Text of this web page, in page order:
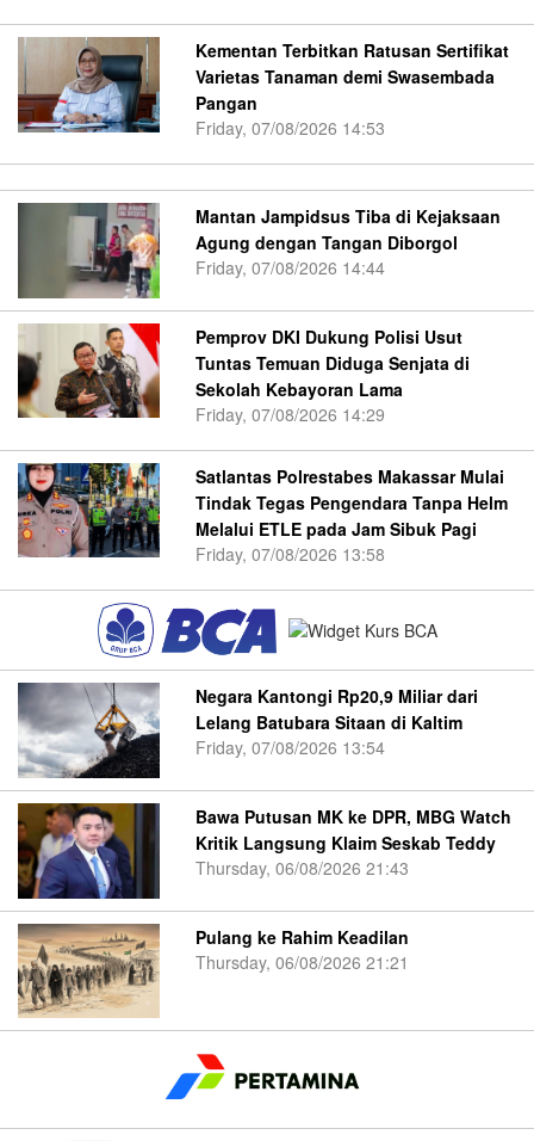
Kementan Terbitkan Ratusan Sertifikat
Varietas Tanaman demi Swasembada
Pangan
Friday, 07/08/2026 14:53
Mantan Jampidsus Tiba di Kejaksaan
Agung dengan Tangan Diborgol
Friday, 07/08/2026 14:44
Pemprov DKI Dukung Polisi Usut
Tuntas Temuan Diduga Senjata di
Sekolah Kebayoran Lama
Friday, 07/08/2026 14:29
Satlantas Polrestabes Makassar Mulai
Tindak Tegas Pengendara Tanpa Helm
Melalui ETLE pada Jam Sibuk Pagi
Friday, 07/08/2026 13:58
Negara Kantongi Rp20,9 Miliar dari
Lelang Batubara Sitaan di Kaltim
Friday, 07/08/2026 13:54
Bawa Putusan MK ke DPR, MBG Watch
Kritik Langsung Klaim Seskab Teddy
Thursday, 06/08/2026 21:43
Pulang ke Rahim Keadilan
Thursday, 06/08/2026 21:21